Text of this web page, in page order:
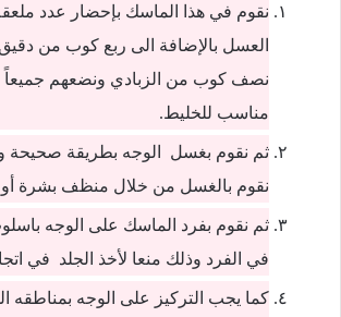
نقوم في هذا الماسك بإحضار عدد
العسل بالإضافة الى ربع كوب من
نصف كوب من الزبادي ونضعهم جميعاً
مناسب للخليط.
ثم نقوم بغسل الوجه بطريقة صحيحة
نقوم بالغسل من خلال منظف بشرة أو
ثم نقوم بفرد الماسك على الوجه
في الفرد وذلك منعا لأخذ الجلد في
كما يجب التركيز على الوجه بمناطقه